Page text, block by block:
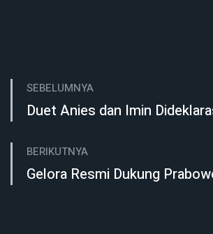
SEBELUMNYA
Duet Anies dan Imin
BERIKUTNYA
Gelora Resmi Dukung